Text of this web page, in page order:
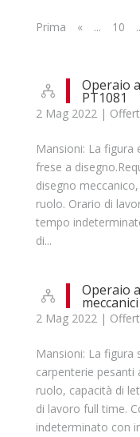
Prima
« ... 10
Operaio
PT1081
2 Mag 2022|
Mansioni: La figura
frese a
disegno
ruolo. Orario di
tempo
di...
Operaio
2 Mag 2022|
Mansioni: La figura
carpenterie pesanti
ruolo, capacità di
di lavoro full time.
indeterminato con